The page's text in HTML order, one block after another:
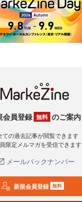
会員登録 無料 のご案内
ての過去記事が閲覧できます
員限定メルマガを受信できます
メールバックナンバー
新規会員登録 無料